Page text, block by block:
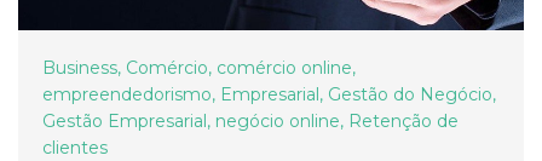
Business, Comércio, comércio online,
empreendedorismo, Empresarial , Gestão do Negócio,
Gestão Empresarial , negócio online, Retenção de
clientes